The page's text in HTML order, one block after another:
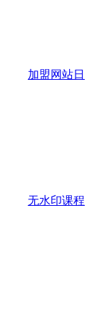
加盟网站日
无水印课程